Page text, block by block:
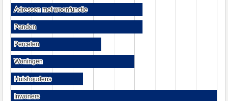
Adressen met woonfunctie
Adressen met woonfunctie
Panden
Panden
Percelen
Percelen
Woningen
Woningen
Huishoudens
Huishoudens
Inwoners
Inwoners